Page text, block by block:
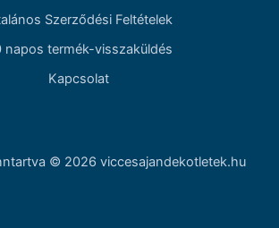
Szerződési Feltételek
napos termék-visszaküldés
Kapcsolat
© 2026 viccesajandekotletek.hu